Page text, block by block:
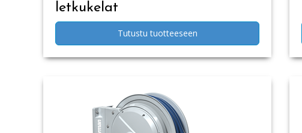
letkukelat
Tutustu tuotteeseen